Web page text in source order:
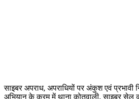
साइबर अपराध, अपराधियों पर अंकुश एवं
अभियान के क्रम में थाना कोतवाली, साइबर सेल